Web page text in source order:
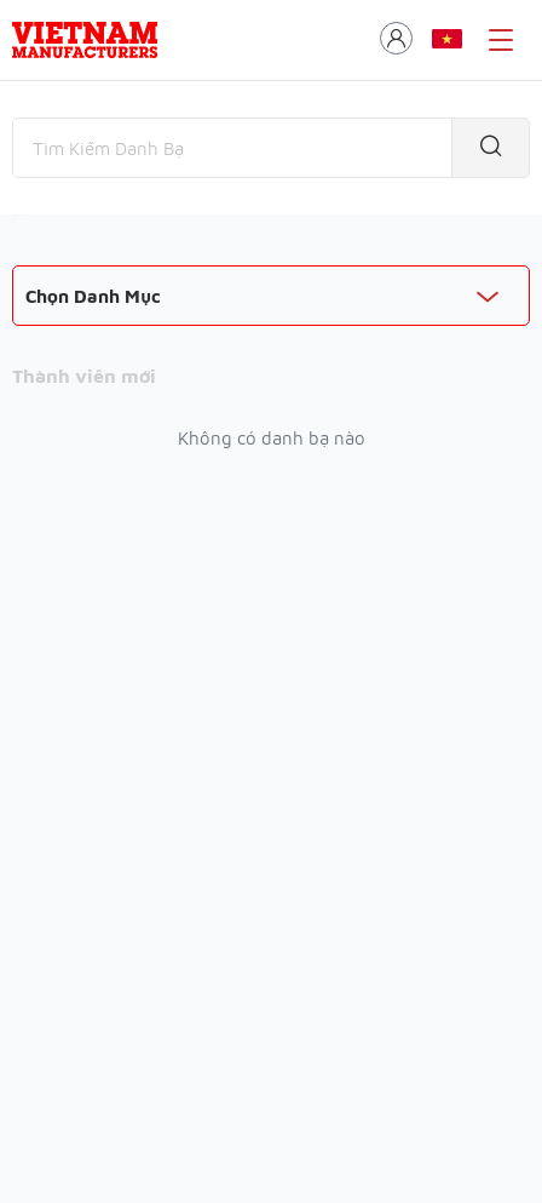
Chọn Danh Mục
Thành viên mới
Không có danh bạ nào